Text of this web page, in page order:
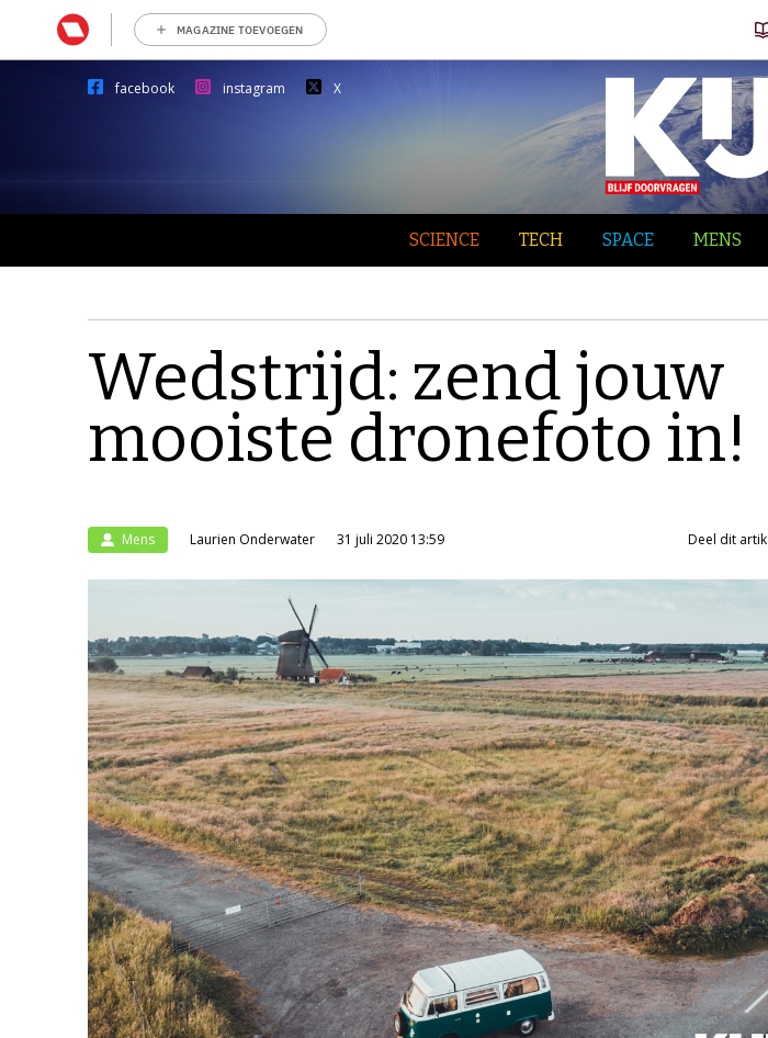
MAGAZINE TOEVOEGEN
facebook instagram X
SCIENCE TECH SPACE MENS
Wedstrijd: zend jouw
mooiste dronefoto in!
Mens Laurien Onderwater 31 juli 2020 13:59 Deel dit